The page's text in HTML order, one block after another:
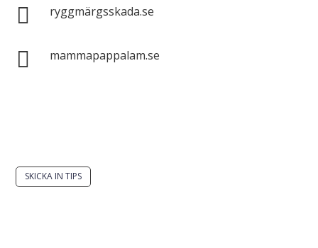
 ryggmärgsskada.se
 mammapappalam.se
SKICKA IN TIPS